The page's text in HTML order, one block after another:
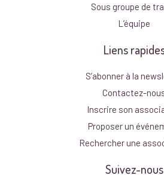
Sous groupe de
L’équipe
Liens
S’abonner à la
Contactez-
Inscrire son
Proposer un
Rechercher une
Suivez-nous